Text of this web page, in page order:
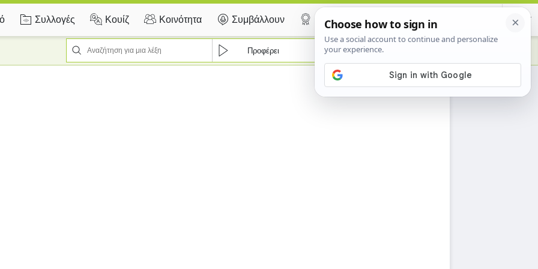
Συλλογές Κουίζ Κοινότητα Συμβάλλουν Certificate
Προφέρει